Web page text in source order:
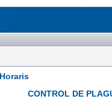
CONTROL DE